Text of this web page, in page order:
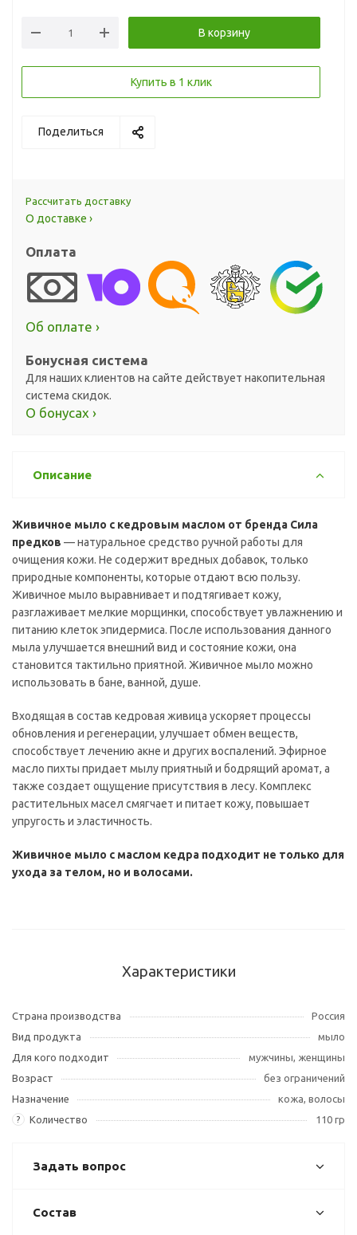
В корзину
Купить в 1 клик
Поделиться
Рассчитать доставку
О доставке ›
Оплата
Об оплате ›
Бонусная система
Для наших клиентов на сайте действует накопительная
система скидок.
О бонусах ›
Описание
Живичное мыло с кедровым маслом от бренда Сила
предков — натуральное средство ручной работы для
очищения кожи. Не содержит вредных добавок, только
природные компоненты, которые отдают всю пользу.
Живичное мыло выравнивает и подтягивает кожу,
разглаживает мелкие морщинки, способствует увлажнению и
питанию клеток эпидермиса. После использования данного
мыла улучшается внешний вид и состояние кожи, она
становится тактильно приятной. Живичное мыло можно
использовать в бане, ванной, душе.
Входящая в состав кедровая живица ускоряет процессы
обновления и регенерации, улучшает обмен веществ,
способствует лечению акне и других воспалений. Эфирное
масло пихты придает мылу приятный и бодрящий аромат, а
также создает ощущение присутствия в лесу. Комплекс
растительных масел смягчает и питает кожу, повышает
упругость и эластичность.
Живичное мыло с маслом кедра подходит не только для
ухода за телом, но и волосами.
Характеристики
Страна производства
Россия
Вид продукта
мыло
Для кого подходит
мужчины, женщины
Возраст
без ограничений
Назначение
кожа, волосы
? Количество 110 гр
Задать вопрос
Состав